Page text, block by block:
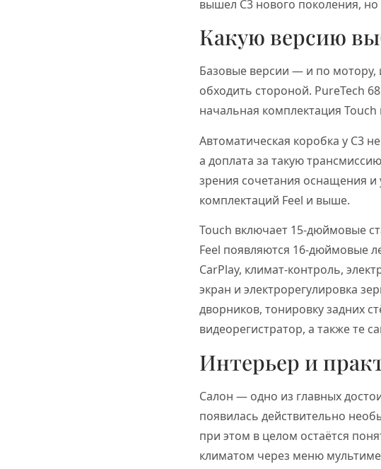
вышел C3 нового поколения,
Какую версию
Базовые версии — и по
обходить стороной. PureTech
начальная комплектация
Автоматическая коробка у C3
а доплата за такую
зрения сочетания оснащения и
комплектаций Feel и выше.
Touch включает 15-дюймовые
Feel появляются 16-дюймовые
CarPlay, климат-контроль,
экран и электрорегулировка
дворников, тонировку задних
видеорегистратор, а также те
Интерьер и
Салон — одно из главных
появилась действительно
при этом в целом остаётся
климатом через меню